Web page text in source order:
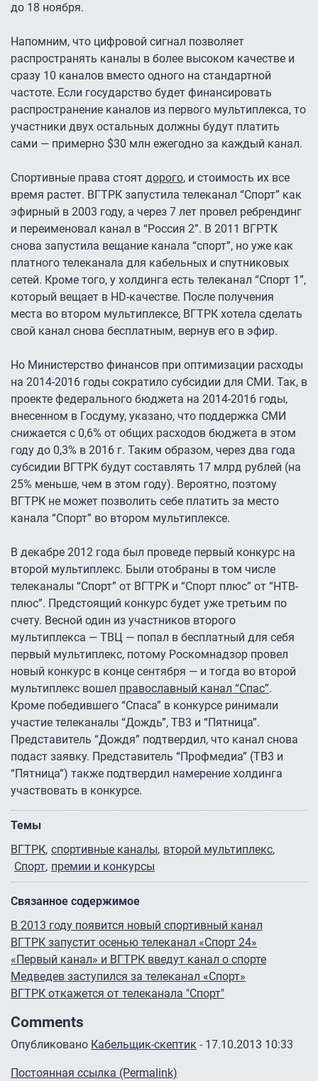
до 18 ноября.
Напомним, что цифровой сигнал позволяет
распространять каналы в более высоком качестве и
сразу 10 каналов вместо одного на стандартной
частоте. Если государство будет финансировать
распространение каналов из первого мультиплекса, то
участники двух остальных должны будут платить
сами — примерно $30 млн ежегодно за каждый канал.
Спортивные права стоят дорого, и стоимость их все
время растет. ВГТРК запустила телеканал “Спорт” как
эфирный в 2003 году, а через 7 лет провел ребрендинг
и переименовал канал в “Россия 2”. В 2011 ВГРТК
снова запустила вещание канала “спорт”, но уже как
платного телеканала для кабельных и спутниковых
сетей. Кроме того, у холдинга есть телеканал “Спорт 1”,
который вещает в HD-качестве. После получения
места во втором мультиплексе, ВГТРК хотела сделать
свой канал снова бесплатным, вернув его в эфир.
Но Министерство финансов при оптимизации расходы
на 2014-2016 годы сократило субсидии для СМИ. Так, в
проекте федерального бюджета на 2014-2016 годы,
внесенном в Госдуму, указано, что поддержка СМИ
снижается с 0,6% от общих расходов бюджета в этом
году до 0,3% в 2016 г. Таким образом, через два года
субсидии ВГТРК будут составлять 17 млрд рублей (на
25% меньше, чем в этом году). Вероятно, поэтому
ВГТРК не может позволить себе платить за место
канала “Спорт” во втором мультиплексе.
В декабре 2012 года был проведе первый конкурс на
второй мультиплекс. Были отобраны в том числе
телеканалы “Спорт” от ВГТРК и “Спорт плюс” от “НТВ-
плюс”. Предстоящий конкурс будет уже третьим по
счету. Весной один из участников второго
мультиплекса — ТВЦ — попал в бесплатный для себя
первый мультиплекс, потому Роскомнадзор провел
новый конкурс в конце сентября — и тогда во второй
мультиплекс вошел православный канал “Спас”.
Кроме победившего “Спаса” в конкурсе ринимали
участие телеканалы “Дождь”, ТВ3 и “Пятница”.
Представитель “Дождя” подтвердил, что канал снова
подаст заявку. Представитель “Профмедиа” (ТВ3 и
“Пятница”) также подтвердил намерение холдинга
участвовать в конкурсе.
Темы
ВГТРК спортивные каналы второй мультиплекс
Спорт премии и конкурсы
Связанное содержимое
В 2013 году появится новый спортивный канал
ВГТРК запустит осенью телеканал «Спорт 24»
«Первый канал» и ВГТРК введут канал о спорте
Медведев заступился за телеканал «Спорт»
ВГТРК откажется от телеканала "Спорт"
Comments
Опубликовано Кабельщик-скептик - 17.10.2013 10:33
Постоянная ссылка (Permalink)